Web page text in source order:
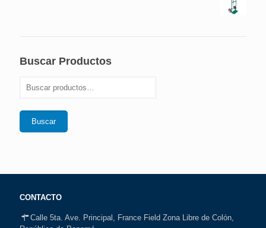
Buscar Productos
Buscar
CONTACTO
Calle 5ta. Ave. Principal, France Field Zona Libre de Colón,